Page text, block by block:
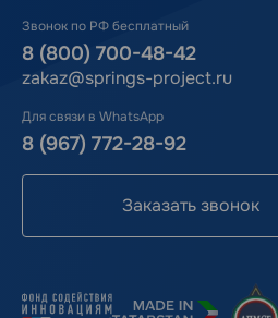
Звонок по РФ бесплатный
8 (800) 700-48-42
zakaz@springs-project.ru
Для связи в WhatsApp
8 (967) 772-28-92
Заказать звонок